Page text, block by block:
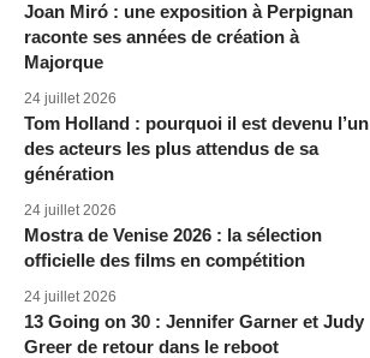
Joan Miró : une exposition à Perpignan
raconte ses années de création à
Majorque
24 juillet 2026
Tom Holland : pourquoi il est devenu l’un
des acteurs les plus attendus de sa
génération
24 juillet 2026
Mostra de Venise 2026 : la sélection
officielle des films en compétition
24 juillet 2026
13 Going on 30 : Jennifer Garner et Judy
Greer de retour dans le reboot